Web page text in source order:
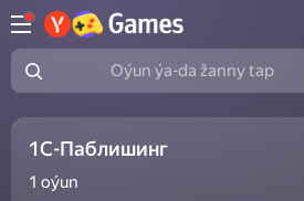
Oýun ýa-da žanny tap
1С-Паблишинг
1 oýun